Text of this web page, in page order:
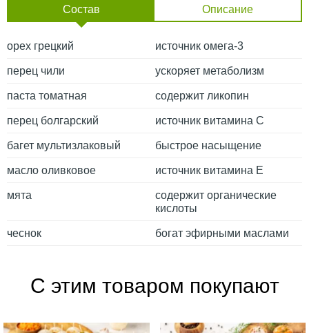
Состав Описание
орех грецкий источник омега-3
перец чили ускоряет метаболизм
паста томатная содержит ликопин
перец болгарский источник витамина С
багет мультизлаковый быстрое насыщение
масло оливковое источник витамина Е
мята
содержит органические
кислоты
чеснок богат эфирными маслами
С этим товаром покупают